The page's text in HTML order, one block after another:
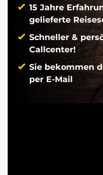
15 Jahre
gelieferte
Schneller &
Callcenter!
Sie bekommen
per E-Mail